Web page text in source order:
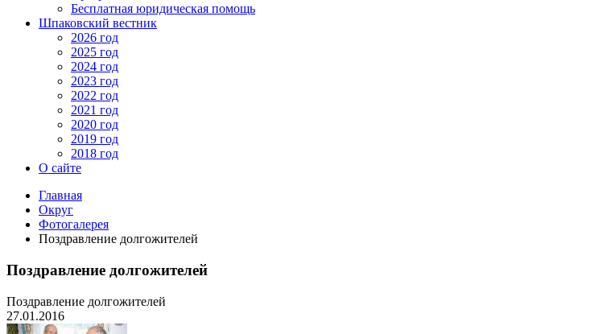
Бесплатная юридическая помощь
Шпаковский вестник
2026 год
2025 год
2024 год
2023 год
2022 год
2021 год
2020 год
2019 год
2018 год
О сайте
Главная
Округ
Фотогалерея
Поздравление долгожителей
Поздравление долгожителей
Поздравление долгожителей
27.01.2016